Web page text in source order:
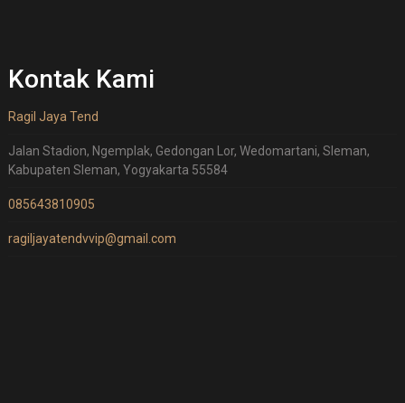
Kontak Kami
Ragil Jaya Tend
Jalan Stadion, Ngemplak, Gedongan Lor, Wedomartani, Sleman,
Kabupaten Sleman, Yogyakarta 55584
085643810905
ragiljayatendvvip@gmail.com